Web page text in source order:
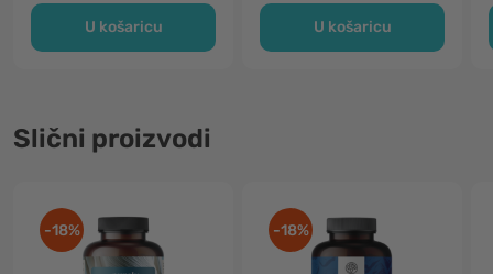
U košaricu U košaricu
Slični proizvodi
-18% -18%